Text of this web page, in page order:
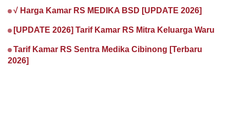
√ Harga Kamar RS MEDIKA BSD [UPDATE 2026]
[UPDATE 2026] Tarif Kamar RS Mitra Keluarga Waru
Tarif Kamar RS Sentra Medika Cibinong [Terbaru
2026]